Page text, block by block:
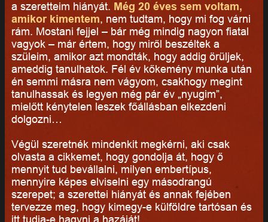
a szeretteim hiányát. Még 20 éves sem voltam,
amikor kimentem, nem tudtam, hogy mi fog várni
rám. Mostani fejjel – bár még mindig nagyon fiatal
vagyok – már értem, hogy miről beszéltek a
szüleim, amikor azt mondták, hogy addig örüljek,
ameddig tanulhatok. Fél év kőkemény munka után
én semmi másra nem vágyom, csakhogy megint
tanulhassak és legyen még pár év „nyugim”,
mielőtt kénytelen leszek főállásban elkezdeni
dolgozni…
Végül szeretnék mindenkit megkérni, aki csak
olvasta a cikkemet, hogy gondolja át, hogy ő
mennyit tud bevállalni, milyen embertípus,
mennyire képes elviselni egy másodrangú
szerepet; a szerettei hiányát és annak fejében
tervezze meg, hogy kimegy-e külföldre tartósan és
itt tudja-e hagyni a hazáját!